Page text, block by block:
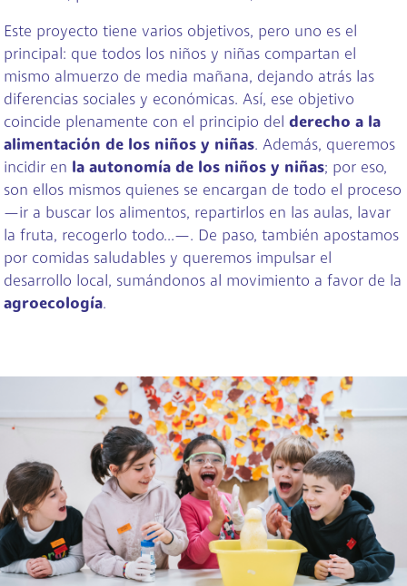
Este proyecto tiene varios objetivos, pero uno es el
principal: que todos los niños y niñas compartan el
mismo almuerzo de media mañana, dejando atrás las
diferencias sociales y económicas. Así, ese objetivo
coincide plenamente con el principio del derecho a la
alimentación de los niños y niñas. Además, queremos
incidir en la autonomía de los niños y niñas; por eso,
son ellos mismos quienes se encargan de todo el proceso
—ir a buscar los alimentos, repartirlos en las aulas, lavar
la fruta, recogerlo todo...—. De paso, también apostamos
por comidas saludables y queremos impulsar el
desarrollo local, sumándonos al movimiento a favor de la
agroecología.